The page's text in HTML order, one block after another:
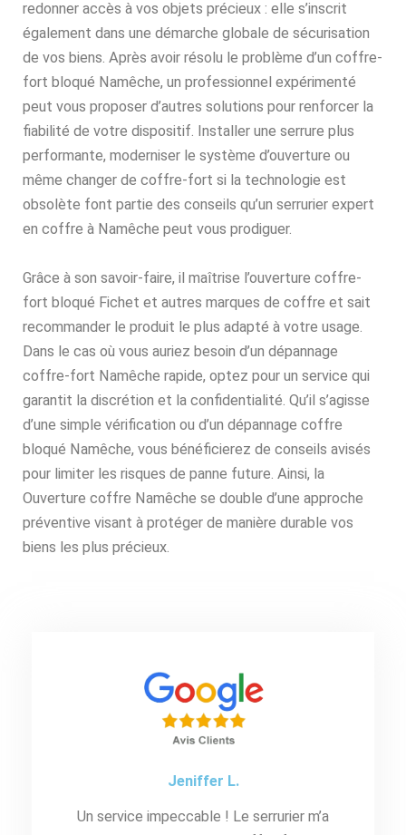
redonner accès à vos objets précieux : elle s’inscrit
également dans une démarche globale de sécurisation
de vos biens. Après avoir résolu le problème d’un coffre-
fort bloqué Namêche, un professionnel expérimenté
peut vous proposer d’autres solutions pour renforcer la
fiabilité de votre dispositif. Installer une serrure plus
performante, moderniser le système d’ouverture ou
même changer de coffre-fort si la technologie est
obsolète font partie des conseils qu’un serrurier expert
en coffre à Namêche peut vous prodiguer.
Grâce à son savoir-faire, il maîtrise l’ouverture coffre-
fort bloqué Fichet et autres marques de coffre et sait
recommander le produit le plus adapté à votre usage.
Dans le cas où vous auriez besoin d’un dépannage
coffre-fort Namêche rapide, optez pour un service qui
garantit la discrétion et la confidentialité. Qu’il s’agisse
d’une simple vérification ou d’un dépannage coffre
bloqué Namêche, vous bénéficierez de conseils avisés
pour limiter les risques de panne future. Ainsi, la
Ouverture coffre Namêche se double d’une approche
préventive visant à protéger de manière durable vos
biens les plus précieux.
Jeniffer L.
Un service impeccable ! Le serrurier m’a